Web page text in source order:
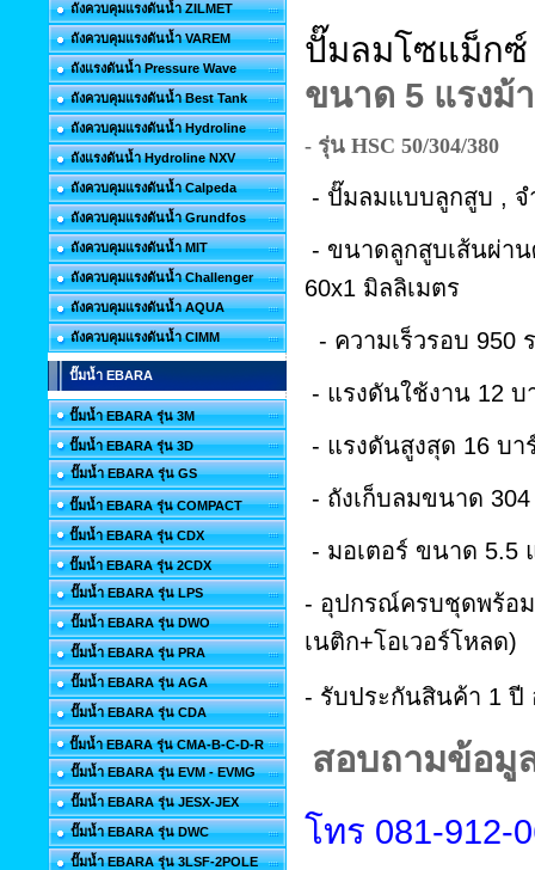
ถังควบคุมแรงดันน้ำ ZILMET
ถังควบคุมแรงดันน้ำ VAREM
ถังแรงดันน้ำ Pressure Wave
ถังควบคุมแรงดันน้ำ Best Tank
ถังควบคุมแรงดันน้ำ Hydroline
ถังแรงดันน้ำ Hydroline NXV
ถังควบคุมแรงดันน้ำ Calpeda
ถังควบคุมแรงดันน้ำ Grundfos
ถังควบคุมแรงดันน้ำ MIT
ถังควบคุมแรงดันน้ำ Challenger
ถังควบคุมแรงดันน้ำ AQUA
ถังควบคุมแรงดันน้ำ CIMM
ปั๊มน้ำ EBARA
ปั๊มน้ำ EBARA รุ่น 3M
ปั๊มน้ำ EBARA รุ่น 3D
ปั๊มน้ำ EBARA รุ่น GS
ปั๊มน้ำ EBARA รุ่น COMPACT
ปั๊มน้ำ EBARA รุ่น CDX
ปั๊มน้ำ EBARA รุ่น 2CDX
ปั๊มน้ำ EBARA รุ่น LPS
ปั๊มน้ำ EBARA รุ่น DWO
ปั๊มน้ำ EBARA รุ่น PRA
ปั๊มน้ำ EBARA รุ่น AGA
ปั๊มน้ำ EBARA รุ่น CDA
ปั๊มน้ำ EBARA รุ่น CMA-B-C-D-R
ปั๊มน้ำ EBARA รุ่น EVM - EVMG
ปั๊มน้ำ EBARA รุ่น JESX-JEX
ปั๊มน้ำ EBARA รุ่น DWC
ปั๊มน้ำ EBARA รุ่น 3LSF-2POLE
ปั๊มลมโซแม็กซ์
ขนาด 5 แรงม้า
- รุ่น HSC 50/304/380
- ปั๊มลมแบบลูกสูบ ,
- ขนาดลูกสูบเส้นผ่า
60x1 มิลลิเมตร
- ความเร็วรอบ 950
- แรงดันใช้งาน 12 บ
- แรงดันสูงสุด 16 บา
- ถังเก็บลมขนาด
- มอเตอร์ ขนาด 5.5
- อุปกรณ์ครบชุดพร้อ
เนติก+โอเวอร์โหลด)
- รับประกันสินค้า 1 ปี
สอบถามข้อมู
โทร 081-912-